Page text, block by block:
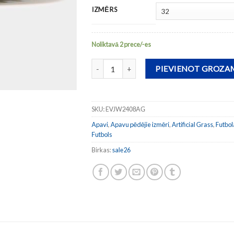
IZMĒRS
Noliktavā 2 prece/-es
Bērnu futbola apavi EVOLUTION 2408
PIEVIENOT
SKU:EVJW2408AG
Apavi,Apavu pēdējie izmēri,Artificial Grass,
Futbols
Birkas:sale26